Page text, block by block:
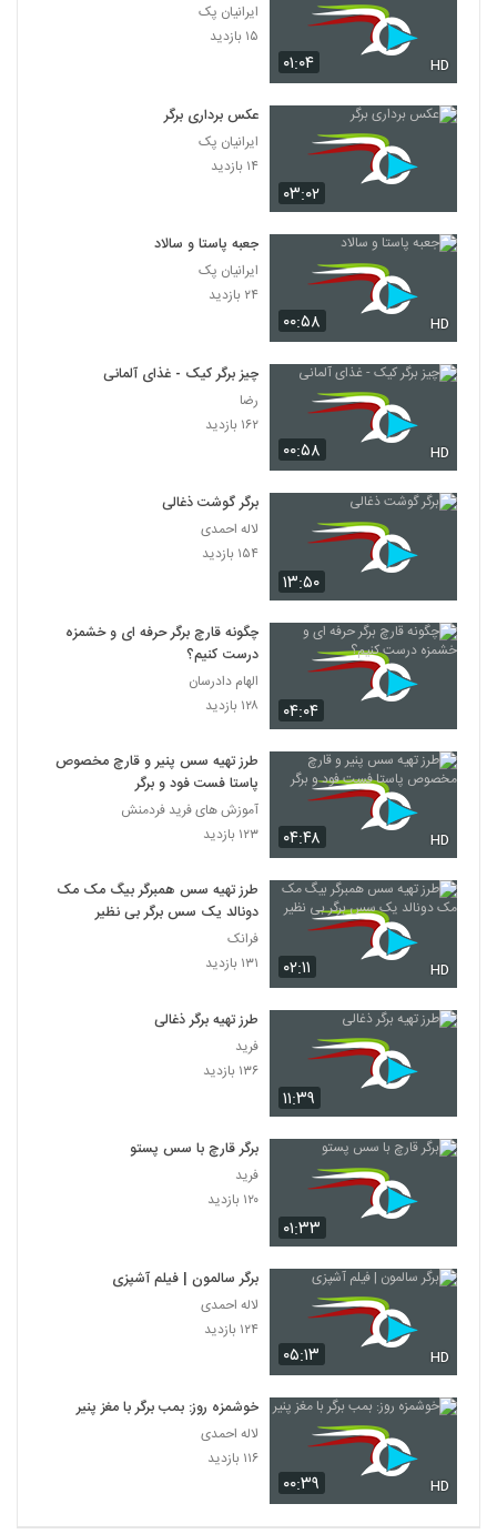
۰۱:۰۴ HD
ایرانیان پک
۱۵ بازدید
۰۳:۰۲
عکس برداری برگر
ایرانیان پک
۱۴ بازدید
۰۰:۵۸ HD
جعبه پاستا و سالاد
ایرانیان پک
۲۴ بازدید
۰۰:۵۸ HD
چیز برگر کیک - غذای آلمانی
رضا
۱۶۲ بازدید
۱۳:۵۰
برگر گوشت ذغالی
لاله احمدی
۱۵۴ بازدید
۰۴:۰۴
چگونه قارچ برگر حرفه اى و خشمزه
درست كنيم؟
الهام دادرسان
۱۲۸ بازدید
۰۴:۴۸ HD
طرز تهیه سس پنیر و قارچ مخصوص
پاستا فست فود و برگر
آموزش های فرید فردمنش
۱۲۳ بازدید
۰۲:۱۱ HD
طرز تهیه سس همبرگر بیگ مک مک
دونالد یک سس برگر بی نظیر
فرانک
۱۳۱ بازدید
۱۱:۳۹
طرز تهیه برگر ذغالی
فرید
۱۳۶ بازدید
۰۱:۳۳
برگر قارچ با سس پستو
فرید
۱۲۰ بازدید
۰۵:۱۳ HD
برگر سالمون | فیلم آشپزی
لاله احمدی
۱۲۴ بازدید
۰۰:۳۹ HD
خوشمزه روز: بمب برگر با مغز پنیر
لاله احمدی
۱۱۶ بازدید